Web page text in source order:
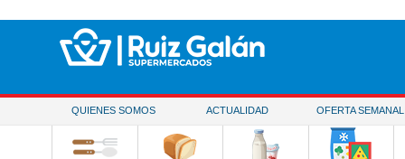
QUIENES SOMOS ACTUALIDAD OFERTA SEMANAL